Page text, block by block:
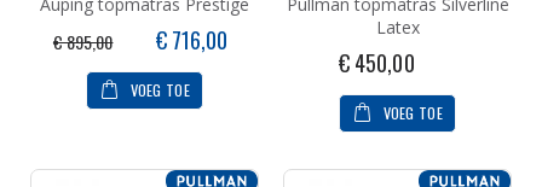
€ 895,00
Speciale
prijs
€ 716,00
VOEG TOE
Latex
€ 450,00
VOEG TOE